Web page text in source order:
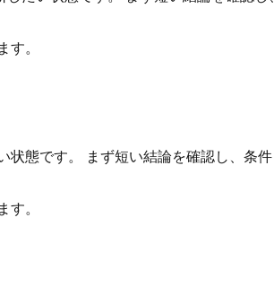
す。
態です。 まず短い結論を確認し、条
す。